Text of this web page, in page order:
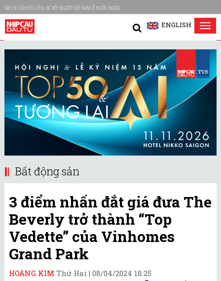
TẠP CHÍ CỦA HỘI LIÊN LẠC VỚI NGƯỜI VIỆT NAM Ở NƯỚC NGOÀI
ENGLISH
Bất động sản
3 điểm nhấn đắt giá đưa The
Beverly trở thành “Top
Vedette” của Vinhomes
Grand Park
HOÀNG KIM Thứ Hai | 08/04/2024 18:25